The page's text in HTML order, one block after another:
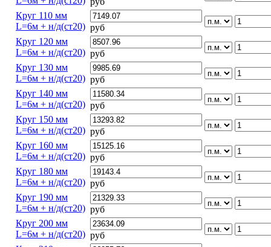
Круг 110 мм
L=6м + н/д(ст20) руб
Круг 120 мм
L=6м + н/д(ст20) руб
Круг 130 мм
L=6м + н/д(ст20) руб
Круг 140 мм
L=6м + н/д(ст20) руб
Круг 150 мм
L=6м + н/д(ст20) руб
Круг 160 мм
L=6м + н/д(ст20) руб
Круг 180 мм
L=6м + н/д(ст20) руб
Круг 190 мм
L=6м + н/д(ст20) руб
Круг 200 мм
L=6м + н/д(ст20) руб